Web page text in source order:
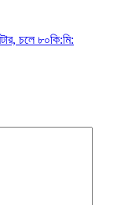
চলে ৮০কি:মি: